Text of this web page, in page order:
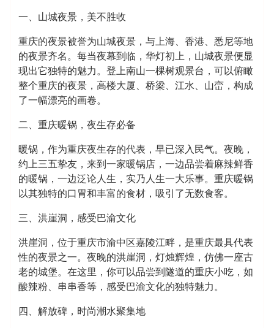
一、山城夜景，美不胜收
重庆的夜景被誉为山城夜景，与上海、香港、悉尼等地
的夜景齐名。每当夜幕到临，华灯初上，山城夜景便显
现出它独特的魅力。登上南山一棵树观景台，可以俯瞰
整个重庆的夜景，高楼大厦、桥梁、江水、山峦，构成
了一幅漂亮的画卷。
二、重庆暖锅，夜生存必备
暖锅，作为重庆夜生存的代表，早已深入民气。夜晚，
约上三五挚友，来到一家暖锅店，一边品尝着麻辣鲜香
的暖锅，一边泛论人生，实乃人生一大乐事。重庆暖锅
以其独特的口胃和丰富的食材，吸引了无数食客。
三、洪崖洞，感受巴渝文化
洪崖洞，位于重庆市渝中区嘉陵江畔，是重庆最具代表
性的夜景之一。夜晚的洪崖洞，灯烛辉煌，仿佛一座古
老的城堡。在这里，你可以品尝到隧道的重庆小吃，如
酸辣粉、串串香等，感受巴渝文化的独特魅力。
四、解放碑，时尚潮水聚集地